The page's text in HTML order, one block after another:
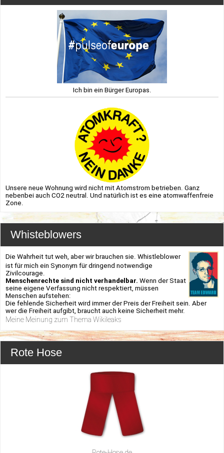
Ich bin ein Bürger Europas.
Unsere neue Wohnung wird nicht mit Atomstrom betrieben. Ganz
nebenbei auch CO2 neutral. Und natürlich ist es eine atomwaffenfreie
Zone.
Whisteblowers
Die Wahrheit tut weh, aber wir brauchen sie. Whistleblower
ist für mich ein Synonym für dringend notwendige
Zivilcourage.
Menschenrechte sind nicht verhandelbar. Wenn der Staat
seine eigene Verfassung nicht respektiert, müssen
Menschen aufstehen:
Die fehlende Sicherheit wird immer der Preis der Freiheit sein. Aber
wer die Freiheit aufgibt, braucht auch keine Sicherheit mehr.
Meine Meinung zum Thema Wikileaks
Rote Hose